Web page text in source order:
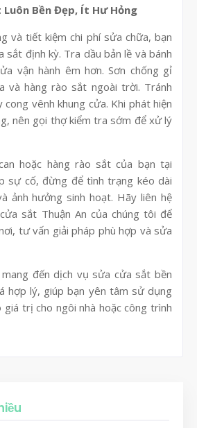
Luôn Bền Đẹp, Ít Hư Hỏng
và tiết kiệm chi phí sửa chữa, bạn
sắt định kỳ. Tra dầu bản lề và bánh
vận hành êm hơn. Sơn chống gỉ
và hàng rào sắt ngoài trời. Tránh
vênh khung cửa. Khi phát hiện
nên gọi thợ kiểm tra sớm để xử lý
hoặc hàng rào sắt của bạn tại
sự cố, đừng để tình trạng kéo dài
ảnh hưởng sinh hoạt. Hãy liên hệ
sắt Thuận An của chúng tôi để
tư vấn giải pháp phù hợp và sửa
đến dịch vụ sửa cửa sắt bền
hợp lý, giúp bạn yên tâm sử dụng
giá trị cho ngôi nhà hoặc công trình